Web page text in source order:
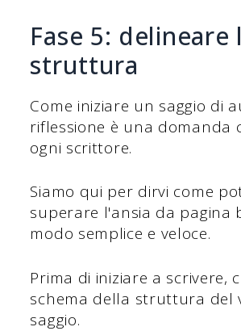
Fase 5: delineare
struttura
Come iniziare un saggio di
riflessione è una domanda
ogni scrittore.
Siamo qui per dirvi come
superare l'ansia da pagina
modo semplice e veloce.
Prima di iniziare a scrivere,
schema della struttura del
saggio.